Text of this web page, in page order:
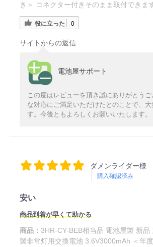
き＞ コネクター付きそのまま取付できます
役に立った 0
サイトからの返信
電池屋サポート
この度はレビューを頂き誠にありがとう
な対応にご満足いただけたとのことで、大
す。今後ともよろしくお願いいたします。
ダメンライダー様
購入確認済み
安い
商品到着が早くて助かる
商品： 3HR-CY-BEB相当品 電池屋製 新品
製非常灯用交換電池 3.6V3000mAh ＜年